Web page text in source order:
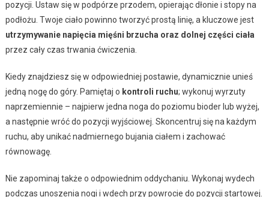
pozycji. Ustaw się w podpórze przodem, opierając dłonie i stopy na
podłożu. Twoje ciało powinno tworzyć prostą linię, a kluczowe jest
utrzymywanie napięcia mięśni brzucha oraz dolnej części ciała
przez cały czas trwania ćwiczenia.
Kiedy znajdziesz się w odpowiedniej postawie, dynamicznie unieś
jedną nogę do góry. Pamiętaj o kontroli ruchu; wykonuj wyrzuty
naprzemiennie – najpierw jedna noga do poziomu bioder lub wyżej,
a następnie wróć do pozycji wyjściowej. Skoncentruj się na każdym
ruchu, aby unikać nadmiernego bujania ciałem i zachować
równowagę.
Nie zapominaj także o odpowiednim oddychaniu. Wykonaj wydech
podczas unoszenia nogi i wdech przy powrocie do pozycji startowej.